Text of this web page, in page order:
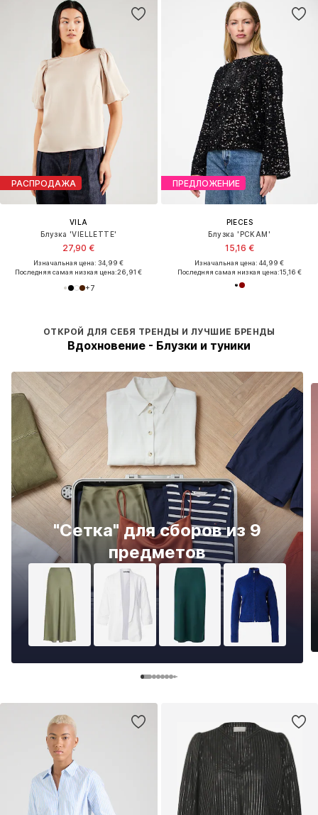
РАСПРОДАЖА
VILA
Блузка 'VIELLETTE'
27,90 €
Изначальная цена: 34,99 €
Последняя самая низкая цена:26,91 €
+7
ПРЕДЛОЖЕНИЕ
PIECES
Блузка 'PCKAM'
15,16 €
Изначальная цена: 44,99 €
Последняя самая низкая цена:15,16 €
ОТКРОЙ ДЛЯ СЕБЯ ТРЕНДЫ И ЛУЧШИЕ БРЕНДЫ
Вдохновение - Блузки и туники
"Сетка" для сборов из 9
предметов